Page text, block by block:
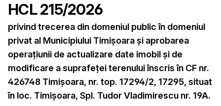
HCL215/2026
privind trecerea din domeniul public în domeniul
privat al Municipiului Timișoara și aprobarea
operațiunii de actualizare date imobil și de
modificare a suprafeței terenului înscris în CF nr.
426748 Timișoara, nr. top. 17294/2, 17295, situat
în loc. Timișoara, Spl. Tudor Vladimirescu nr. 19A.